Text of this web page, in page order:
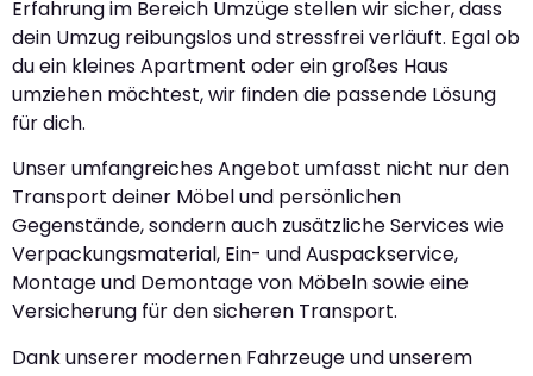
Erfahrung im Bereich Umzüge stellen wir sicher, dass
dein Umzug reibungslos und stressfrei verläuft. Egal ob
du ein kleines Apartment oder ein großes Haus
umziehen möchtest, wir finden die passende Lösung
für dich.
Unser umfangreiches Angebot umfasst nicht nur den
Transport deiner Möbel und persönlichen
Gegenstände, sondern auch zusätzliche Services wie
Verpackungsmaterial, Ein- und Auspackservice,
Montage und Demontage von Möbeln sowie eine
Versicherung für den sicheren Transport.
Dank unserer modernen Fahrzeuge und unserem